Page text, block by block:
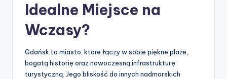
Idealne Miejsce na
Wczasy?
Gdańsk to miasto, które łączy w sobie piękne plaże,
bogatą historię oraz nowoczesną infrastrukturę
turystyczną. Jego bliskość do innych nadmorskich